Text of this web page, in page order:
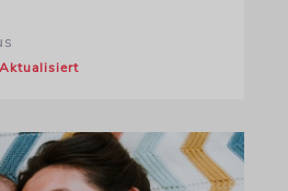
Aktualisiert